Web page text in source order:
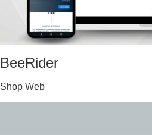
BeeRider
Shop Web